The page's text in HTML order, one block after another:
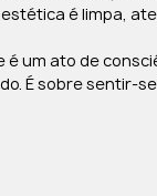
é limpa,
é um ato de
É sobre sentir-